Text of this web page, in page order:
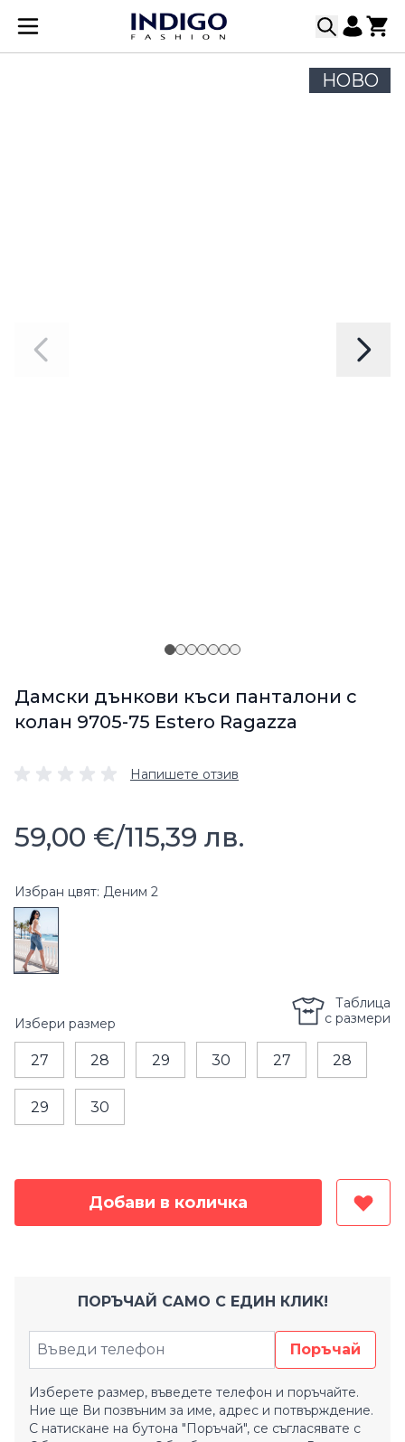
Прескачане към съдържанието
НОВО
Дамски дънкови къси панталони с
колан 9705-75 Estero Ragazza
Напишете отзив
59,00 €/115,39 лв.
Избран цвят: Деним 2
Избери размер
27 28 29 30 27 28
29 30
Таблица
с размери
Добави в количка
ПОРЪЧАЙ САМО С ЕДИН КЛИК!
Поръчай
Изберете размер, въведете телефон и поръчайте.
Ние ще Ви позвъним за име, адрес и потвърждение.
С натискане на бутона "Поръчай", се съгласявате с